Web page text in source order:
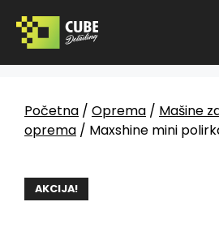
Početna / Oprema / Mašine
oprema / Maxshine mini
AKCIJA!